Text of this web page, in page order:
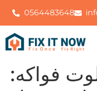
0564483648
فواكه: